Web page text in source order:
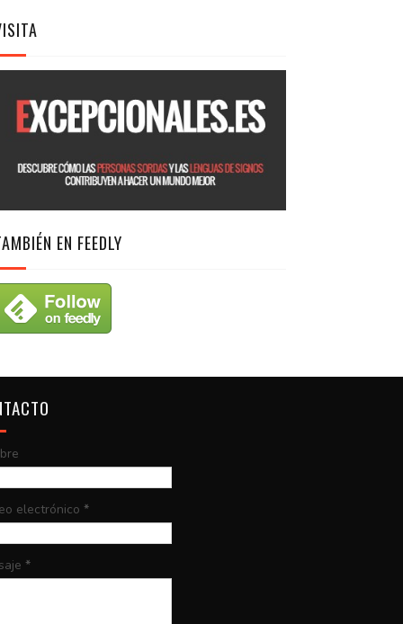
EN FEEDLY
electrónico *
*